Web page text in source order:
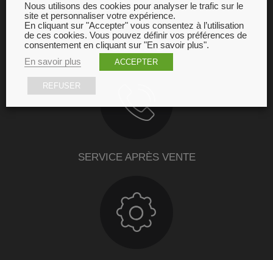
GARANTIE
SERVICE APRÈS VENTE
Nous utilisons des cookies pour analyser le trafic sur le
site et personnaliser votre expérience.
En cliquant sur "Accepter" vous consentez à l’utilisation
de ces cookies. Vous pouvez définir vos préférences de
consentement en cliquant sur "En savoir plus".
En savoir plus
ACCEPTER
REFUSER